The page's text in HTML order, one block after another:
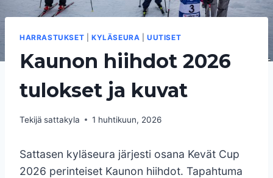
HARRASTUKSET KYLÄSEURA |UUTISET
Kaunon hiihdot 2026
tulokset ja kuvat
Tekijä sattakyla 1 huhtikuun, 2026
Sattasen kyläseura järjesti osana Kevät Cup
2026 perinteiset Kaunon hiihdot. Tapahtuma